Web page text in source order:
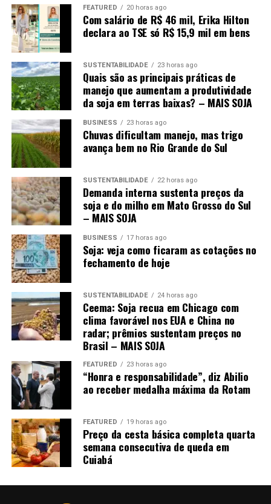
Energia e mão de obra são gargalos
A infraestrutura de energia é outro ponto que pode
limitar novos investimentos. Embora Mato Grosso tenha
capacidade de geração, algumas regiões ainda contam
com redes monofásicas, que não atendem
adequadamente empreendimentos industriais de maior
porte.
O programa Mato Grosso Trifásico busca ampliar essa
estrutura, mas Rangel defende investimentos mais
rápidos.“Nós temos uma das energias mais caras do
país”, afirma ao programa do Canal Rural Mato Grosso,
ao destacar a necessidade de encontrar mecanismos de
financiamento que não aumentem ainda mais a tarifa.
A falta de trabalhadores também acompanha o ritmo de
crescimento. A estimativa é de que Mato Grosso precise
de mais de 260 mil pessoas para o mercado de trabalho
nos próximos dez anos. Programas de qualificação são
desenvolvidos com o governo estadual e prefeituras,
além de ações para formação técnica de estudantes do
ensino médio.
“Temos um trabalho muito forte para ser feito. É um
estado que cada vez cresce mais rápido e precisamos
acelerar isso também”, destaca Rangel. Para ele, a
qualificação precisa avançar junto com a indústria para
evitar que a falta de trabalhadores limite novos
investimentos.
A indústria também precisa acompanhar a evolução
tecnológica, com investimentos em inovação,
FEATURED 20 horas ago
Com salário de R$ 46 mil, Erika Hilton
declara ao TSE só R$ 15,9 mil em bens
SUSTENTABILIDADE 23 horas ago
Quais são as principais práticas de
manejo que aumentam a produtividade
da soja em terras baixas? – MAIS SOJA
BUSINESS 23 horas ago
Chuvas dificultam manejo, mas trigo
avança bem no Rio Grande do Sul
SUSTENTABILIDADE 22 horas ago
Demanda interna sustenta preços da
soja e do milho em Mato Grosso do Sul
– MAIS SOJA
BUSINESS 17 horas ago
Soja: veja como ficaram as cotações no
fechamento de hoje
SUSTENTABILIDADE 24 horas ago
Ceema: Soja recua em Chicago com
clima favorável nos EUA e China no
radar; prêmios sustentam preços no
Brasil – MAIS SOJA
FEATURED 23 horas ago
“Honra e responsabilidade”, diz Abilio
ao receber medalha máxima da Rotam
FEATURED 19 horas ago
Preço da cesta básica completa quarta
semana consecutiva de queda em
Cuiabá